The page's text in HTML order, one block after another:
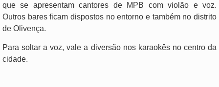
que se apresentam cantores de MPB com violão e voz.
Outros bares ficam dispostos no entorno e também no distrito
de Olivença.
Para soltar a voz, vale a diversão nos karaokês no centro da
cidade.